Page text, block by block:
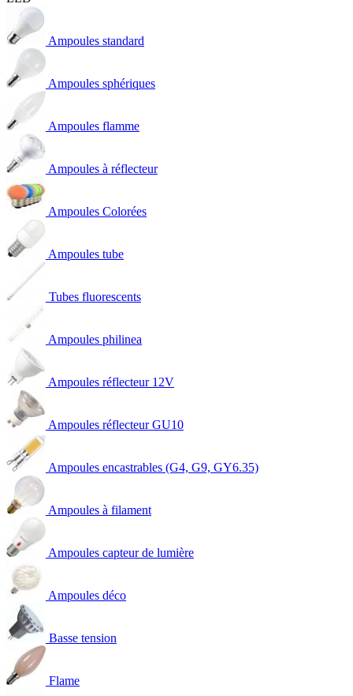
Ampoules standard
Ampoules sphériques
Ampoules flamme
Ampoules à réflecteur
Ampoules Colorées
Ampoules tube
Tubes fluorescents
Ampoules philinea
Ampoules réflecteur 12V
Ampoules réflecteur GU10
Ampoules encastrables (G4, G9, GY6.35)
Ampoules à filament
Ampoules capteur de lumière
Ampoules déco
Basse tension
Flame